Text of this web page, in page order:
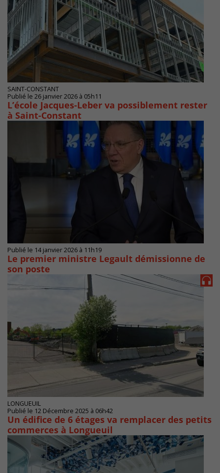
SAINT-CONSTANT
Publié le 26 janvier 2026 à 05h11
L’école Jacques-Leber va possiblement rester
à Saint-Constant
Publié le 14 janvier 2026 à 11h19
Le premier ministre Legault démissionne de
son poste
LONGUEUIL
Publié le 12 Décembre 2025 à 06h42
Un édifice de 6 étages va remplacer des petits
commerces à Longueuil